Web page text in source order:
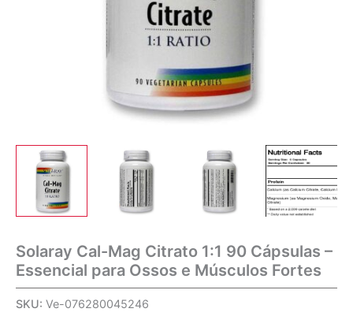
Solaray Cal-Mag Citrato 1:1 90 Cápsulas –
Essencial para Ossos e Músculos Fortes
SKU: Ve-076280045246